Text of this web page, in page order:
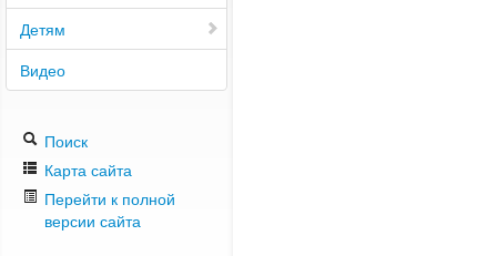
Детям
Видео
Поиск
Карта сайта
Перейти к полной
версии сайта